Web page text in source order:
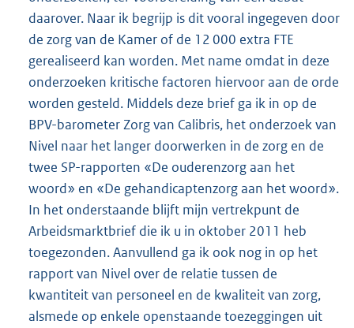
daarover. Naar ik begrijp is dit vooral ingegeven door
de zorg van de Kamer of de 12 000 extra FTE
gerealiseerd kan worden. Met name omdat in deze
onderzoeken kritische factoren hiervoor aan de orde
worden gesteld. Middels deze brief ga ik in op de
BPV-barometer Zorg van Calibris, het onderzoek van
Nivel naar het langer doorwerken in de zorg en de
twee SP-rapporten «De ouderenzorg aan het
woord» en «De gehandicaptenzorg aan het woord».
In het onderstaande blijft mijn vertrekpunt de
Arbeidsmarktbrief die ik u in oktober 2011 heb
toegezonden. Aanvullend ga ik ook nog in op het
rapport van Nivel over de relatie tussen de
kwantiteit van personeel en de kwaliteit van zorg,
alsmede op enkele openstaande toezeggingen uit